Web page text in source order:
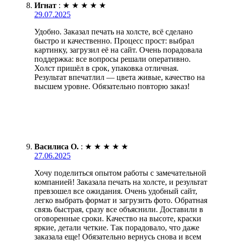
Игнат : ★ ★ ★ ★ ★
29.07.2025
Удобно. Заказал печать на холсте, всё сделано
быстро и качественно. Процесс прост: выбрал
картинку, загрузил её на сайт. Очень порадовала
поддержка: все вопросы решали оперативно.
Холст пришёл в срок, упаковка отличная.
Результат впечатлил — цвета живые, качество на
высшем уровне. Обязательно повторю заказ!
Василиса О. : ★ ★ ★ ★ ★
27.06.2025
Хочу поделиться опытом работы с замечательной
компанией! Заказала печать на холсте, и результат
превзошел все ожидания. Очень удобный сайт,
легко выбрать формат и загрузить фото. Обратная
связь быстрая, сразу все объяснили. Доставили в
оговоренные сроки. Качество на высоте, краски
яркие, детали четкие. Так порадовало, что даже
заказала еще! Обязательно вернусь снова и всем